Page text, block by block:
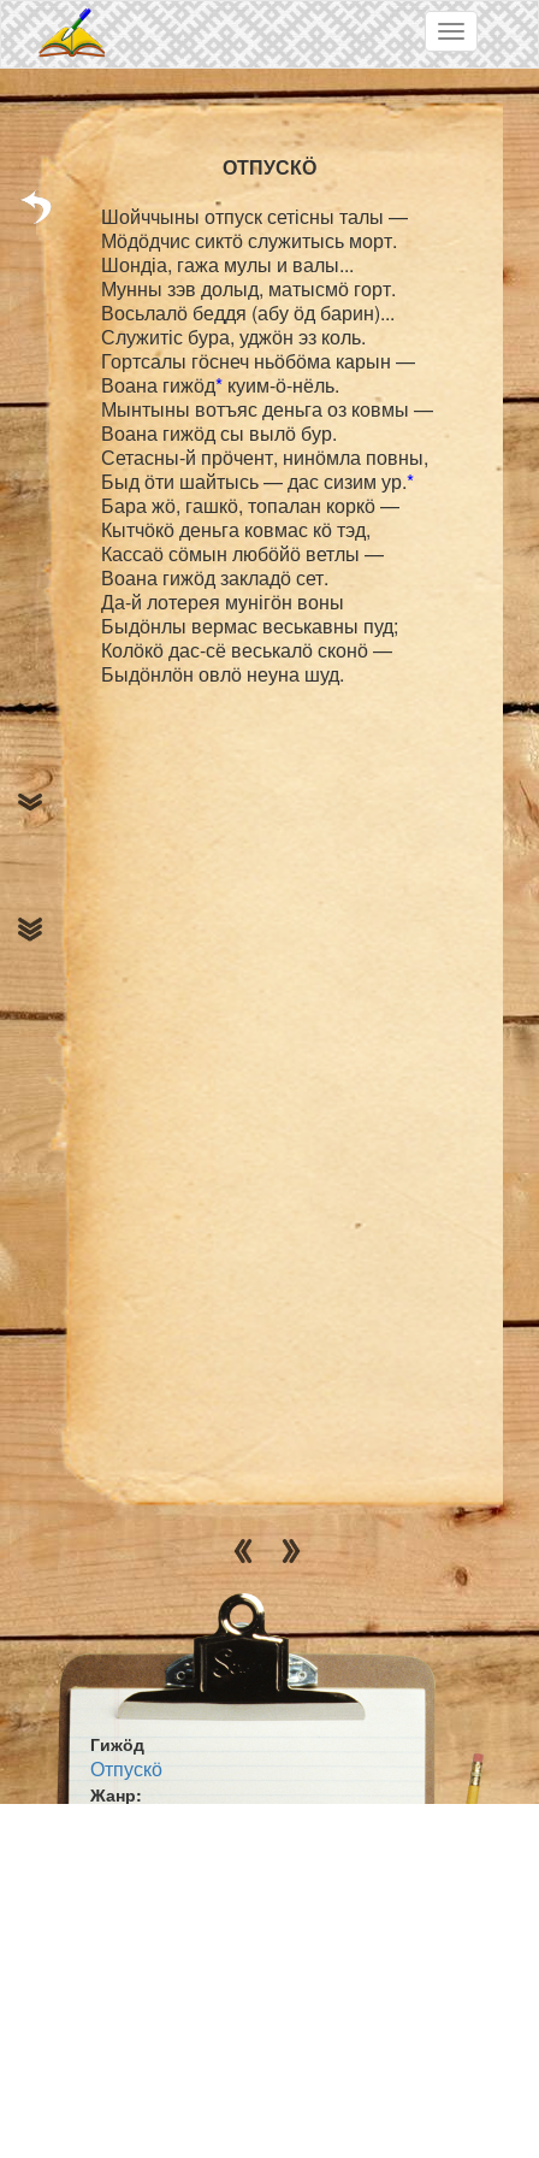
Skip to main content
Toggle
navigation
Шойччыны отпуск сетісны талы —
Мӧдӧдчис сиктӧ служитысь морт.
Шондіа, гажа мулы и валы...
Мунны зэв долыд, матысмӧ горт.
Восьлалӧ беддя (абу ӧд барин)...
Служитіс бура, уджӧн эз коль.
Гортсалы гӧснеч ньӧбӧма карын —
Воана гижӧд* куим-ӧ-нёль.
Мынтыны вотъяс деньга оз ковмы —
Воана гижӧд сы вылӧ бур.
Сетасны-й прӧчент, нинӧмла повны,
Быд ӧти шайтысь — дас сизим ур.*
Бара жӧ, гашкӧ, топалан коркӧ —
Кытчӧкӧ деньга ковмас кӧ тэд,
Кассаӧ сӧмын любӧйӧ ветлы —
Воана гижӧд закладӧ сет.
Да-й лотерея мунігӧн воны
Быдӧнлы вермас веськавны пуд;
Колӧкӧ дас-сё веськалӧ сконӧ —
Гижӧд
Отпускӧ
Жанр: